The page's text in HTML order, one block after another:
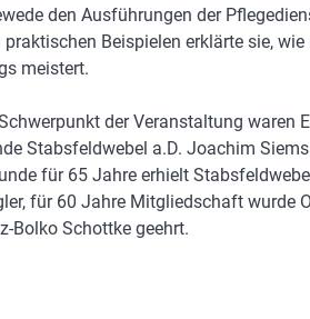
den Ausführungen der
Beispielen erklärte sie, wie
meistert.
der Veranstaltung waren
Stabsfeldwebel a.D. Joachim
für 65 Jahre erhielt
für 60 Jahre Mitgliedschaft wurde
Bolko Schottke geehrt.